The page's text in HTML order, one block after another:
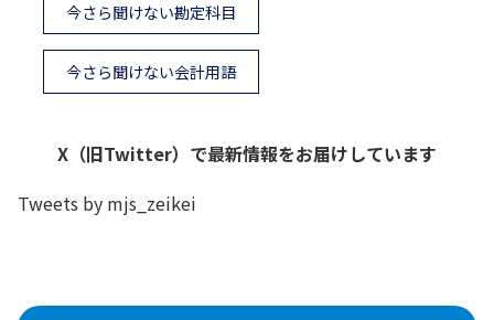
今さら聞けない勘定科目
今さら聞けない会計用語
X（旧Twitter）で最新情報をお届けしています
Tweets by mjs_zeikei